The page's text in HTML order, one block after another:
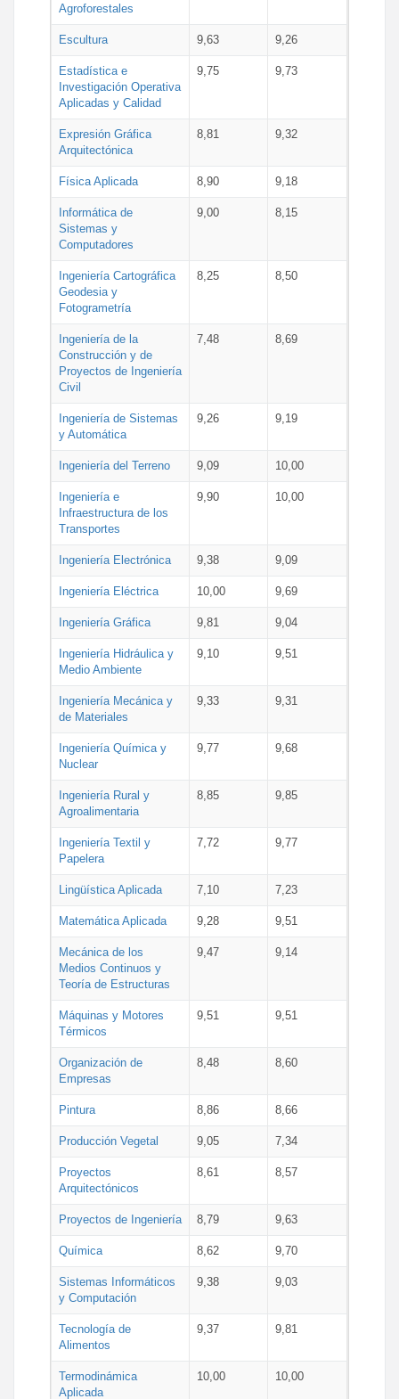
Agroforestales
Escultura 9,63 9,26
Estadística e
Investigación Operativa
Aplicadas y Calidad
9,75 9,73
Expresión Gráfica
Arquitectónica
8,81 9,32
Física Aplicada 8,90 9,18
Informática de
Sistemas y
Computadores
9,00 8,15
Ingeniería Cartográfica
Geodesia y
Fotogrametría
8,25 8,50
Ingeniería de la
Construcción y de
Proyectos de Ingeniería
Civil
7,48 8,69
Ingeniería de Sistemas
y Automática
9,26 9,19
Ingeniería del Terreno 9,09 10,00
Ingeniería e
Infraestructura de los
Transportes
9,90 10,00
Ingeniería Electrónica 9,38 9,09
Ingeniería Eléctrica 10,00 9,69
Ingeniería Gráfica 9,81 9,04
Ingeniería Hidráulica y
Medio Ambiente
9,10 9,51
Ingeniería Mecánica y
de Materiales
9,33 9,31
Ingeniería Química y
Nuclear
9,77 9,68
Ingeniería Rural y
Agroalimentaria
8,85 9,85
Ingeniería Textil y
Papelera
7,72 9,77
Lingüística Aplicada 7,10 7,23
Matemática Aplicada 9,28 9,51
Mecánica de los
Medios Continuos y
Teoría de Estructuras
9,47 9,14
Máquinas y Motores
Térmicos
9,51 9,51
Organización de
Empresas
8,48 8,60
Pintura 8,86 8,66
Producción Vegetal 9,05 7,34
Proyectos
Arquitectónicos
8,61 8,57
Proyectos de Ingeniería 8,79 9,63
Química 8,62 9,70
Sistemas Informáticos
y Computación
9,38 9,03
Tecnología de
Alimentos
9,37 9,81
Termodinámica
Aplicada
10,00 10,00